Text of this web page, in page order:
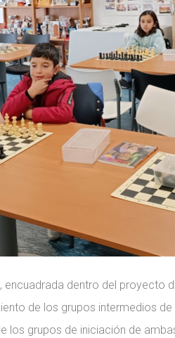
dentro del proyecto
de los grupos intermedios
los grupos de iniciación de